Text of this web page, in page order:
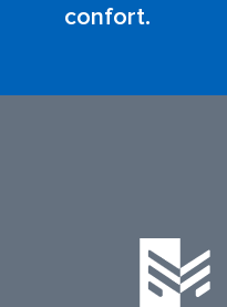
confort.